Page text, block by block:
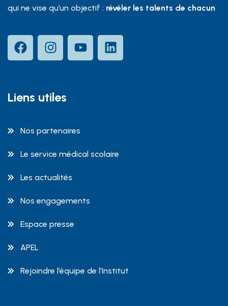
qui ne vise qu’un objectif : révéler les talents de chacun
Liens utiles
Nos partenaires
Le service médical scolaire
Les actualités
Nos engagements
Espace presse
APEL
Rejoindre l’équipe de l’Institut